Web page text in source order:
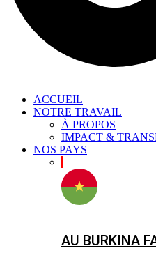
ACCUEIL
NOTRE TRAVAIL
À PROPOS
IMPACT &
NOS PAYS
AU BURKINA